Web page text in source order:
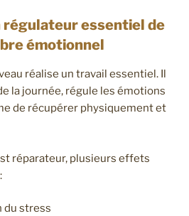
régulateur essentiel de
émotionnel
réalise un travail essentiel. Il
la journée, régule les émotions
de récupérer physiquement et
réparateur, plusieurs effets
du stress